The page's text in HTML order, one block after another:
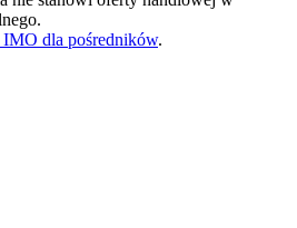
IMO dla pośredników.